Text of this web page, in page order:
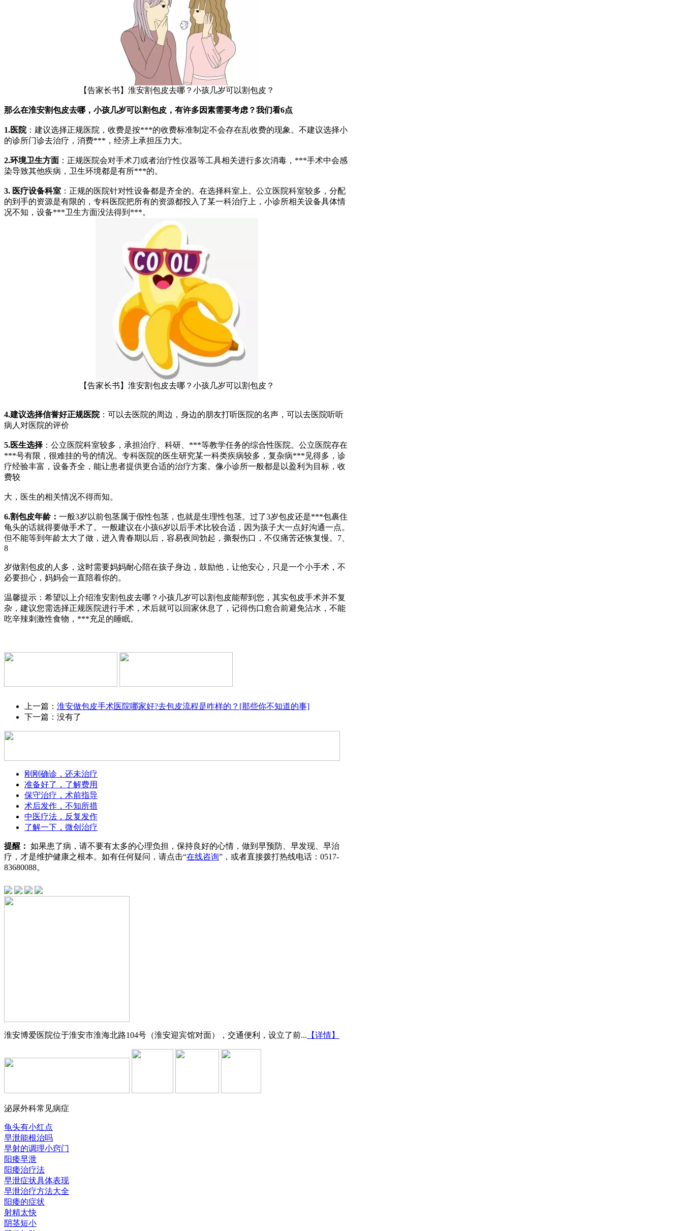
【告家长书】淮安割包皮去哪？小孩几岁可以割包皮？
那么在淮安割包皮去哪，小孩几岁可以割包皮，有许多因素需要考虑？我们看6点
1.医院：建议选择正规医院，收费是按***的收费标准制定不会存在乱收费的现象。不建议选择小
的诊所门诊去治疗，消费***，经济上承担压力大。
2.环境卫生方面 ：正规医院会对手术刀或者治疗性仪器等工具相关进行多次消毒，***手术中会感
染导致其他疾病，卫生环境都是有所***的。
3. 医疗设备科室 ：正规的医院针对性设备都是齐全的。在选择科室上。公立医院科室较多，分配
的到手的资源是有限的，专科医院把所有的资源都投入了某一科治疗上，小诊所相关设备具体情
况不知，设备***卫生方面没法得到***。
【告家长书】淮安割包皮去哪？小孩几岁可以割包皮？
4.建议选择信誉好正规医院：可以去医院的周边，身边的朋友打听医院的名声，可以去医院听听
病人对医院的评价
5.医生选择 ：公立医院科室较多，承担治疗、科研、***等教学任务的综合性医院。公立医院存在
***号有限，很难挂的号的情况。专科医院的医生研究某一科类疾病较多，复杂病***见得多，诊
疗经验丰富，设备齐全，能让患者提供更合适的治疗方案。像小诊所一般都是以盈利为目标，收
费较
大，医生的相关情况不得而知。
6.割包皮年龄： 一般3岁以前包茎属于假性包茎，也就是生理性包茎。过了3岁包皮还是***包裹住
龟头的话就得要做手术了。一般建议在小孩6岁以后手术比较合适，因为孩子大一点好沟通一点。
但不能等到年龄太大了做，进入青春期以后，容易夜间勃起，撕裂伤口，不仅痛苦还恢复慢。7、
8
岁做割包皮的人多，这时需要妈妈耐心陪在孩子身边，鼓励他，让他安心，只是一个小手术，不
必要担心，妈妈会一直陪着你的。
温馨提示：希望以上介绍淮安割包皮去哪？小孩几岁可以割包皮能帮到您，其实包皮手术并不复
杂，建议您需选择正规医院进行手术，术后就可以回家休息了，记得伤口愈合前避免沾水，不能
吃辛辣刺激性食物，***充足的睡眠。
上一篇： 淮安做包皮手术医院哪家好?去包皮流程是咋样的？[那些你不知道的事]
下一篇：没有了
刚刚确诊，还未治疗
准备好了，了解费用
保守治疗，术前指导
术后发作，不知所措
中医疗法，反复发作
了解一下，微创治疗
提醒： 如果患了病，请不要有太多的心理负担，保持良好的心情，做到早预防、早发现、早治
疗，才是维护健康之根本。如有任何疑问，请点击“在线咨询”，或者直接拨打热线电话： 0517-
83680088。
淮安博爱医院位于淮安市淮海北路104号（淮安迎宾馆对面），交通便利，设立了前... 【详情】
泌尿外科常见病症
龟头有小红点
早泄能根治吗
早射的调理小窍门
阳痿早泄
阳痿治疗法
早泄症状具体表现
早泄治疗方法大全
阳痿的症状
射精太快
阴茎短小